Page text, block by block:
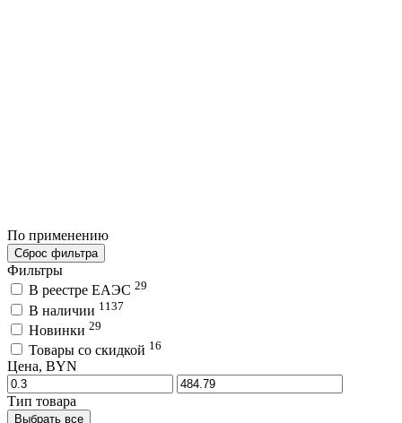
По применению
Сброс фильтра
Фильтры
В реестре ЕАЭС 29
В наличии 1137
Новинки 29
Товары со скидкой 16
Цена, BYN
Тип товара
Выбрать все